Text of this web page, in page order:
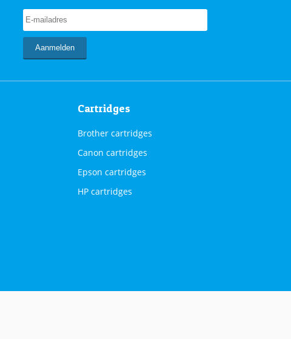
Cartridges
Brother cartridges
Canon cartridges
Epson cartridges
HP cartridges